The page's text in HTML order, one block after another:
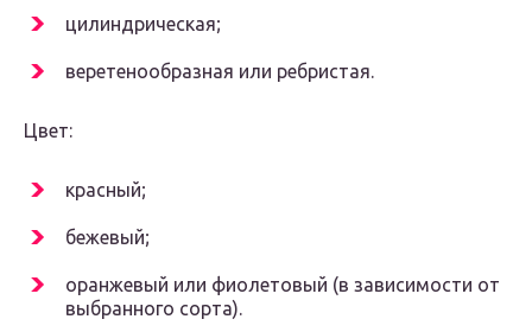
цилиндрическая;
веретенообразная или ребристая.
Цвет:
красный;
бежевый;
оранжевый или фиолетовый (в зависимости от
выбранного сорта).